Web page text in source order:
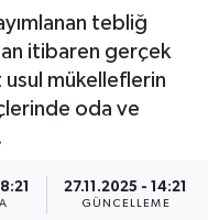
tebliğ
itibaren gerçek
mükelleflerin
oda ve
27.11.2025 - 14:21
GÜNCELLEME